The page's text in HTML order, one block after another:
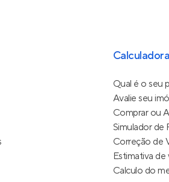
Qual é o seu
Avalie seu
Comprar ou
Simulador de
Correção de
Estimativa
Calculo do